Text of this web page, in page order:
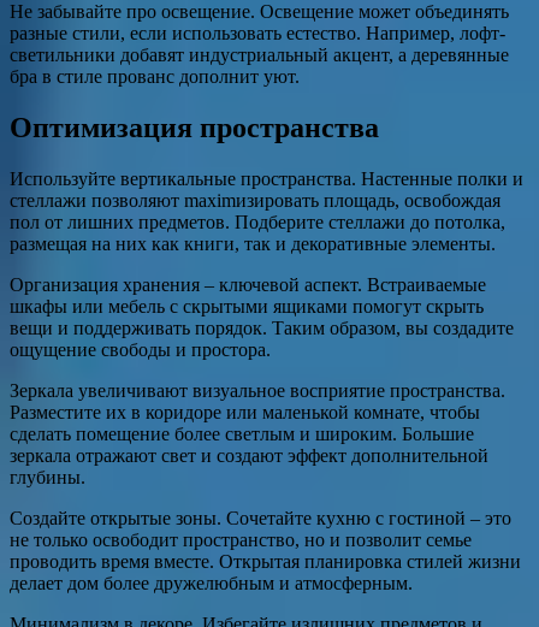
Не забывайте про освещение. Освещение может объединять
разные стили, если использовать естество. Например, лофт-
светильники добавят индустриальный акцент, а деревянные
бра в стиле прованс дополнит уют.
Оптимизация пространства
Используйте вертикальные пространства. Настенные полки и
стеллажи позволяют maximизировать площадь, освобождая
пол от лишних предметов. Подберите стеллажи до потолка,
размещая на них как книги, так и декоративные элементы.
Организация хранения – ключевой аспект. Встраиваемые
шкафы или мебель с скрытыми ящиками помогут скрыть
вещи и поддерживать порядок. Таким образом, вы создадите
ощущение свободы и простора.
Зеркала увеличивают визуальное восприятие пространства.
Разместите их в коридоре или маленькой комнате, чтобы
сделать помещение более светлым и широким. Большие
зеркала отражают свет и создают эффект дополнительной
глубины.
Создайте открытые зоны. Сочетайте кухню с гостиной – это
не только освободит пространство, но и позволит семье
проводить время вместе. Открытая планировка стилей жизни
делает дом более дружелюбным и атмосферным.